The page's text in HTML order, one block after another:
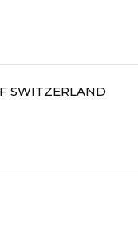
SWITZERLAND